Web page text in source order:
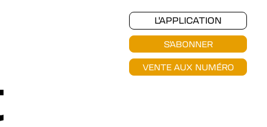
L'APPLICATION
S'ABONNER
VENTE AUX NUMÉRO